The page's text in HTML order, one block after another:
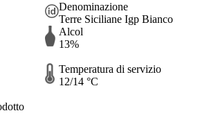
Denominazione
Terre Siciliane Igp Bianco
Alcol
13%
Temperatura di servizio
12/14 °C